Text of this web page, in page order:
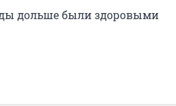
дольше были здоровыми